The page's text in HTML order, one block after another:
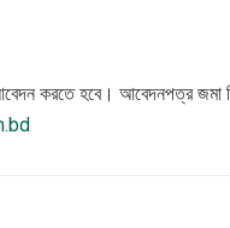
করতে হবে। আবেদনপত্র জমা